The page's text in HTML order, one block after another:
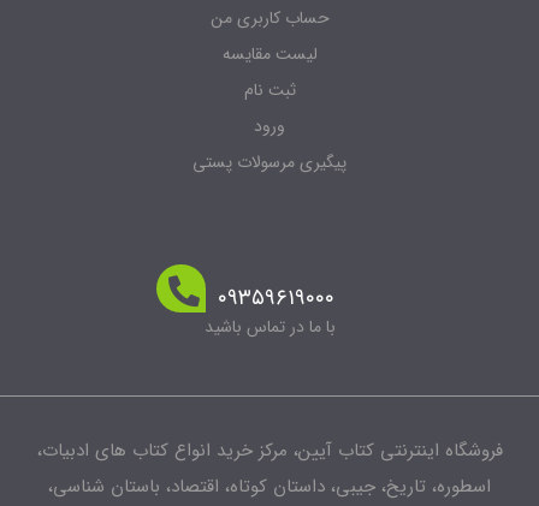
حساب کاربری من
لیست مقایسه
پیگیری مرسولات پستی
۰۹۳۵۹۶۱۹۰۰۰
با ما در تماس باشید
اینترنتی کتاب آیین، مرکز خرید انواع کتاب های ادبیات،
تاریخ، جیبی، داستان کوتاه، اقتصاد، باستان شناسی،